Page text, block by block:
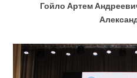
Гойло Артем